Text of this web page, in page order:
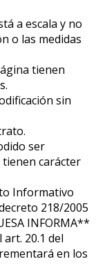
a escala y no
o las medidas
tienen
sin
ser
carácter
Informativo
218/2005
INFORMA**
20.1 del
en los